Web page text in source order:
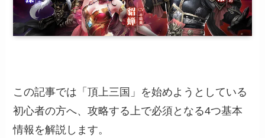
この記事では「頂上三国」を始めようとしている
初心者の方へ、攻略する上で必須となる4つ基本
情報を解説します。